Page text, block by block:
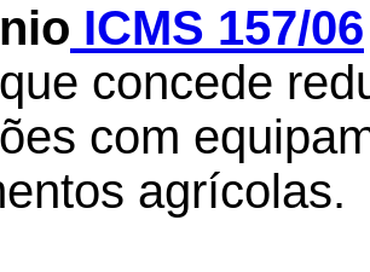
ICMS 157/06
concede
com
agrícolas.